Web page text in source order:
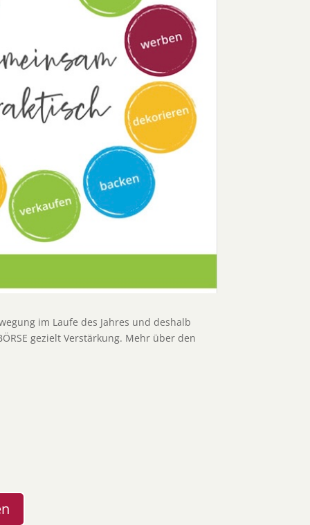
im Laufe des Jahres und deshalb
gezielt Verstärkung. Mehr über den